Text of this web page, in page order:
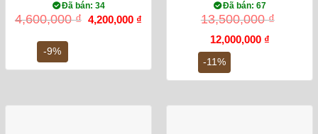
-9%
Đã bán: 34
4,600,000₫ Giá
gốc
4,200,000 ₫
-11%
Đã bán: 67
13,500,000₫
Giá
gốc
là:
13,500,000 ₫.
12,000,000 ₫Giá